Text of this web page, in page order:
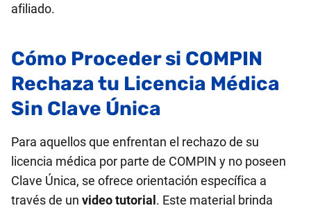
afiliado.
Cómo Proceder si COMPIN
Rechaza tu Licencia Médica
Sin Clave Única
Para aquellos que enfrentan el rechazo de su
licencia médica por parte de COMPIN y no poseen
Clave Única, se ofrece orientación específica a
través de un video tutorial. Este material brinda